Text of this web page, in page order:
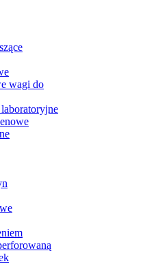
wagi do